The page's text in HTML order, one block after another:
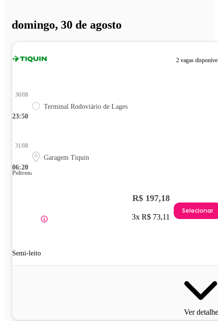
domingo, 30 de agosto
2 vagas
23:50
30/08
Terminal Rodoviário de Lages
06:20
31/08
Garagem Tiquin
Poltrona
Semi-leito
R$ 197,18
3x R$ 73,11
Selecionar
Ver